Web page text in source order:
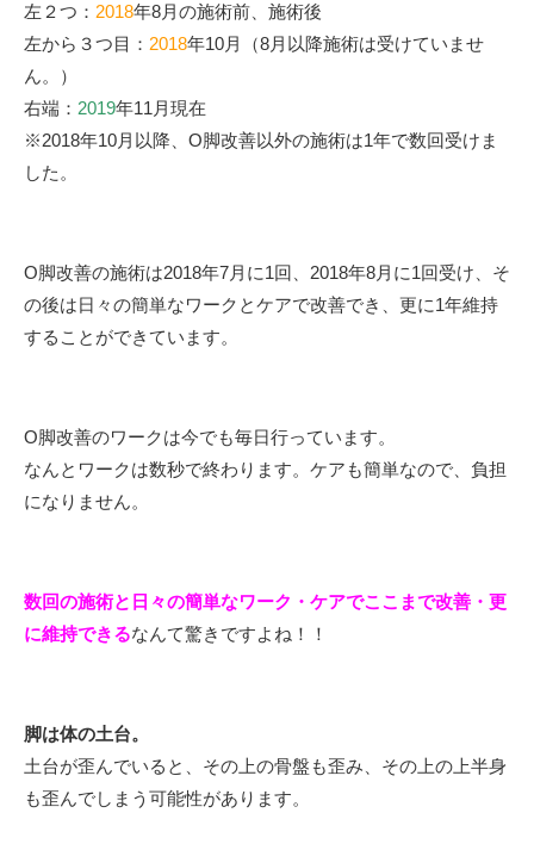
左２つ： 2018年8月の施術前、施術後
左から３つ目： 2018年10月（8月以降施術は受けていませ
ん。）
右端： 2019年11月現在
※2018年10月以降、O脚改善以外の施術は1年で数回受けま
した。
O脚改善の施術は2018年7月に1回、2018年8月に1回受け、そ
の後は日々の簡単なワークとケアで改善でき、更に1年維持
することができています。
O脚改善のワークは今でも毎日行っています。
なんとワークは数秒で終わります。ケアも簡単なので、負担
になりません。
数回の施術と日々の簡単なワーク・ケアでここまで改善・更
に維持できるなんて驚きですよね！！
脚は体の土台。
土台が歪んでいると、その上の骨盤も歪み、その上の上半身
も歪んでしまう可能性があります。